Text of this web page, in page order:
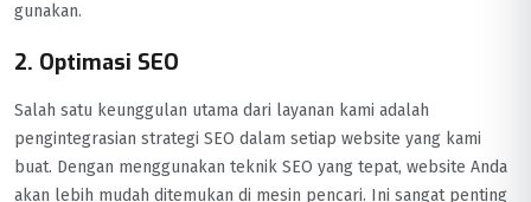
gunakan.
2. Optimasi SEO
Salah satu keunggulan utama dari layanan kami adalah
pengintegrasian strategi SEO dalam setiap website yang kami
buat. Dengan menggunakan teknik SEO yang tepat, website Anda
akan lebih mudah ditemukan di mesin pencari. Ini sangat penting